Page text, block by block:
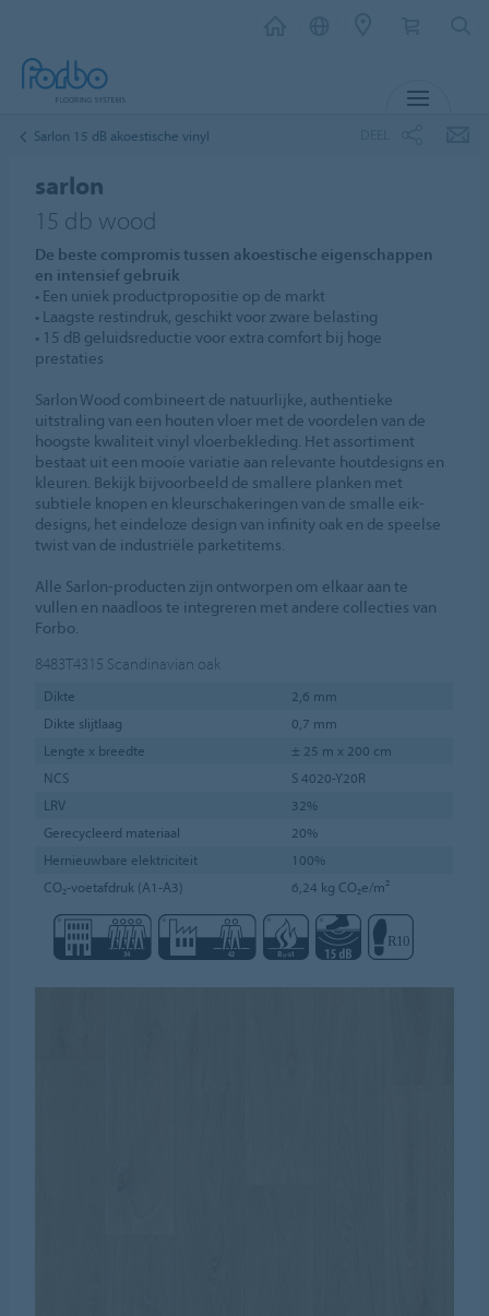
Sarlon 15 dB akoestische vinyl
sarlon
15 db wood
De beste compromis tussen akoestische eigenschappen
en intensief gebruik
• Een uniek productpropositie op de markt
• Laagste restindruk, geschikt voor zware belasting
• 15 dB geluidsreductie voor extra comfort bij hoge
prestaties
Sarlon Wood combineert de natuurlijke, authentieke
uitstraling van een houten vloer met de voordelen van de
hoogste kwaliteit vinyl vloerbekleding. Het assortiment
bestaat uit een mooie variatie aan relevante houtdesigns en
kleuren. Bekijk bijvoorbeeld de smallere planken met
subtiele knopen en kleurschakeringen van de smalle eik-
designs, het eindeloze design van infinity oak en de speelse
twist van de industriële parketitems.
Alle Sarlon-producten zijn ontworpen om elkaar aan te
vullen en naadloos te integreren met andere collecties van
Forbo.
8483T4315 Scandinavian oak
Dikte
2,6 mm
Dikte slijtlaag
0,7 mm
Lengte x breedte
± 25 m x 200 cm
NCS
S 4020-Y20R
LRV
32%
Gerecycleerd materiaal
20%
Hernieuwbare elektriciteit
100%
CO₂-voetafdruk (A1-A3)
6,24 kg CO₂e/m²